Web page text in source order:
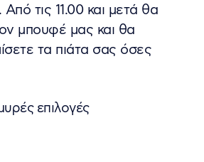
τις 11.00 και μετά θα
μπουφέ μας και θα
τα πιάτα σας όσες
επιλογές